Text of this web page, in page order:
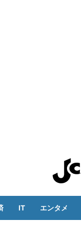
IT エンタメ